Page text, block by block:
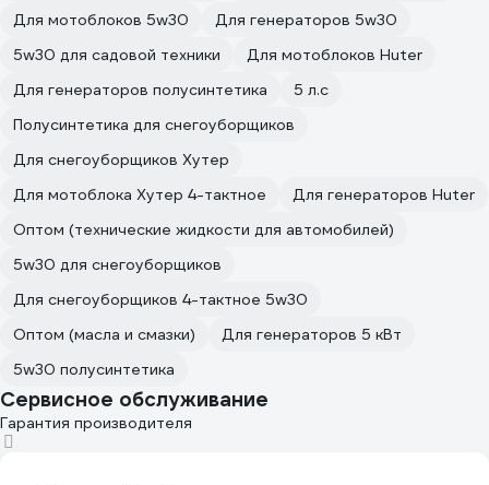
Для мотоблоков 5w30
Для генераторов 5w30
5w30 для садовой техники
Для мотоблоков Huter
Для генераторов полусинтетика
5 л.с
Полусинтетика для снегоуборщиков
Для снегоуборщиков Хутер
Для мотоблока Хутер 4-тактное
Для генераторов Huter
Оптом (технические жидкости для автомобилей)
5w30 для снегоуборщиков
Для снегоуборщиков 4-тактное 5w30
Оптом (масла и смазки)
Для генераторов 5 кВт
5w30 полусинтетика
Сервисное обслуживание
Гарантия производителя